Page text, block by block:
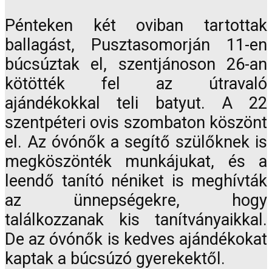
Pénteken két oviban tartottak
ballagást, Pusztasomorján 11-en
búcsúztak el, szentjánoson 26-an
kötötték fel az útravaló
ajándékokkal teli batyut. A 22
szentpéteri ovis szombaton köszönt
el. Az óvónők a segítő szülőknek is
megköszönték munkájukat, és a
leendő tanító néniket is meghívták
az ünnepségekre, hogy
találkozzanak kis tanítványaikkal.
De az óvónők is kedves ajándékokat
kaptak a búcsúzó gyerekektől.